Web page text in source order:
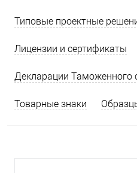
Типовые проектные
Лицензии и сертификаты
Декларации Таможенного
Товарные знаки